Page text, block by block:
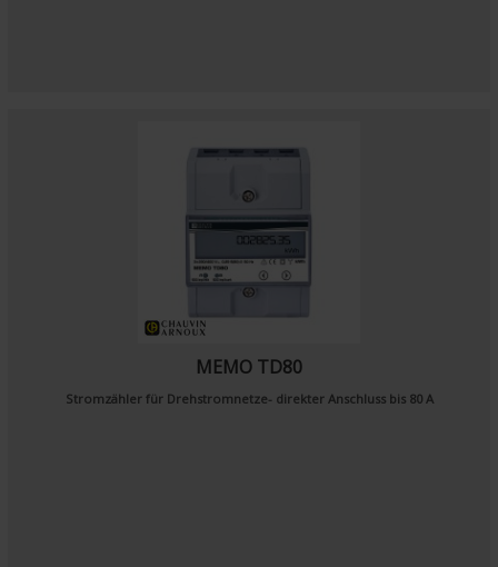
MEMO TD80
Stromzähler für Drehstromnetze- direkter Anschluss bis 80 A